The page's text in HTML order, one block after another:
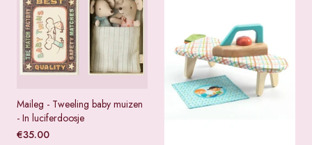
Maileg - Tweeling baby muizen
- In luciferdoosje
€35.00